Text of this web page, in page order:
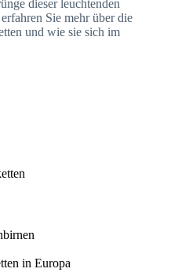
dieser leuchtenden
Sie mehr über die
und wie sie sich im
in Europa